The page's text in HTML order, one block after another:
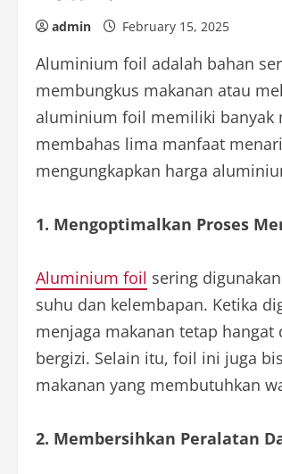
admin February 15, 2025
Aluminium foil adalah bahan
membungkus makanan atau
aluminium foil memiliki banyak
membahas lima manfaat
mengungkapkan harga
1. Mengoptimalkan Proses
Aluminium foil sering
suhu dan kelembapan. Ketika
menjaga makanan tetap
bergizi. Selain itu, foil ini juga
makanan yang membutuhkan
2. Membersihkan Peralatan